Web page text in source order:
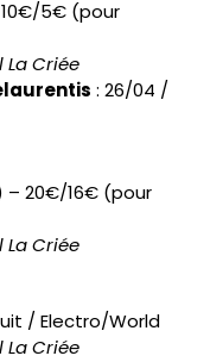
5€ (pour
Criée
: 26/04 /
– 20€/16€ (pour
Criée
/ Electro/World
Criée